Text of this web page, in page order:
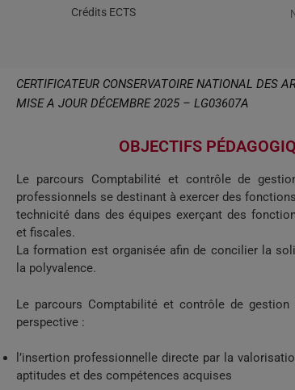
Crédits ECTS
CERTIFICATEUR CONSERVATOIRE NATIONAL DES
MISE A JOUR DÉCEMBRE 2025 – LG03607A
OBJECTIFS
Le parcours Comptabilité et contrôle de
professionnels se destinant à exercer des
technicité dans des équipes exerçant des
et fiscales.
La formation est organisée afin de concilier la
la polyvalence.
Le parcours Comptabilité et contrôle de gestion
perspective :
l’insertion professionnelle directe par la
aptitudes et des compétences acquises